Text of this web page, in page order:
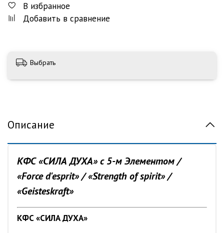
В избранное
Добавить в сравнение
Выбрать
Описание
КФС «СИЛА ДУХА» с 5-м Элементом /
«Force d'esprit» / «Strength of spirit» /
«Geisteskraft»
КФС «СИЛА ДУХА»